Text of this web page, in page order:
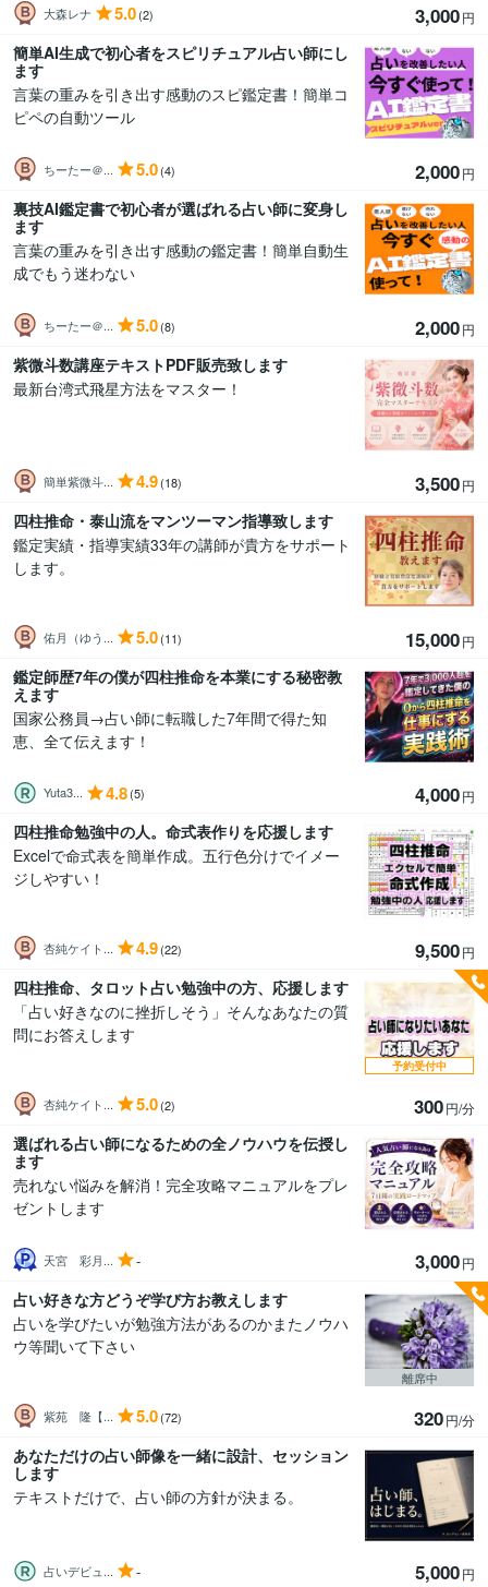
大森レナ 5.0(2) 3,000円
簡単AI生成で初心者をスピリチュアル占い師にし
ます
言葉の重みを引き出す感動のスピ鑑定書！簡単コ
ピペの自動ツール
ちーたー＠... 5.0(4) 2,000円
裏技AI鑑定書で初心者が選ばれる占い師に変身し
ます
言葉の重みを引き出す感動の鑑定書！簡単自動生
成でもう迷わない
ちーたー＠... 5.0(8) 2,000円
紫微斗数講座テキストPDF販売致します
最新台湾式飛星方法をマスター！
簡単紫微斗... 4.9(18) 3,500円
四柱推命・泰山流をマンツーマン指導致します
鑑定実績・指導実績33年の講師が貴方をサポート
します。
佑月（ゆう... 5.0(11) 15,000円
鑑定師歴7年の僕が四柱推命を本業にする秘密教
えます
国家公務員→占い師に転職した7年間で得た知
恵、全て伝えます！
Yuta3... 4.8(5) 4,000円
四柱推命勉強中の人。命式表作りを応援します
Excelで命式表を簡単作成。五行色分けでイメー
ジしやすい！
杏純ケイト... 4.9(22) 9,500円
四柱推命、タロット占い勉強中の方、応援します
「占い好きなのに挫折しそう」そんなあなたの質
問にお答えします
杏純ケイト... 5.0(2) 300円/分
予約受付中
選ばれる占い師になるための全ノウハウを伝授し
ます
売れない悩みを解消！完全攻略マニュアルをプレ
ゼントします
天宮 彩月... - 3,000円
占い好きな方どうぞ学び方お教えします
占いを学びたいが勉強方法があるのかまたノウハ
ウ等聞いて下さい
紫苑 隆【... 5.0(72) 320円/分
離席中
あなただけの占い師像を一緒に設計、セッション
します
テキストだけで、占い師の方針が決まる。
占いデビュ... - 5,000円